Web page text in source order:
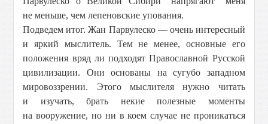
не меньше, чем лепеновские упования.
Подведем итог. Жан Парвулеско — очень интересный
и яркий мыслитель. Тем не менее, основные его
положения вряд ли подходят Православной Русской
цивилизации. Они основаны на сугубо западном
мировоззрении. Этого мыслителя нужно читать
и изучать, брать некие полезные моменты
на вооружение, но ни в коем случае не проникаться